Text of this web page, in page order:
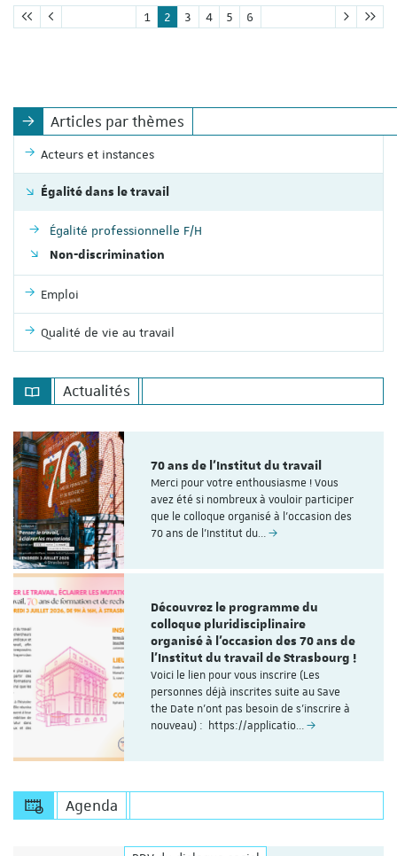
1 2 3 4 5 6
Articles par thèmes
Acteurs et instances
Égalité dans le travail
Égalité professionnelle F/H
Non-discrimination
Emploi
Qualité de vie au travail
Actualités
70 ans de l'Institut du travail
Merci pour votre enthousiasme ! Vous
avez été si nombreux à vouloir participer
que le colloque organisé à l'occasion des
70 ans de l’Institut du…
Découvrez le programme du
colloque pluridisciplinaire
organisé à l'occasion des 70 ans de
l'Institut du travail de Strasbourg !
Voici le lien pour vous inscrire (Les
personnes déjà inscrites suite au Save
the Date n'ont pas besoin de s'inscrire à
nouveau) : https://applicatio…
Agenda